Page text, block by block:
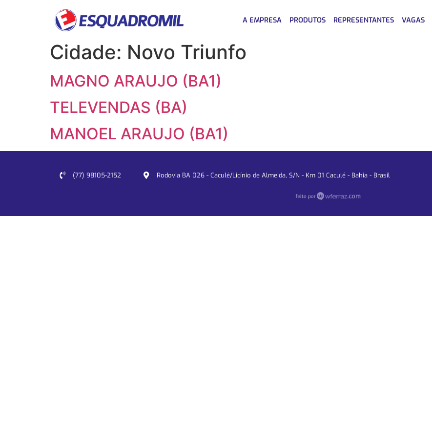
A EMPRESA PRODUTOS REPRESENTANTES VAGAS
Cidade: Novo Triunfo
MAGNO ARAUJO (BA1)
TELEVENDAS (BA)
MANOEL ARAUJO (BA1)
(77) 98105-2152 Rodovia BA 026 - Caculé/Licínio de Almeida, S/N - Km 01 Caculé - Bahia - Brasil